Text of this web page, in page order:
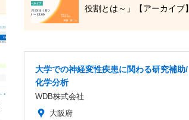
役割とは～」【アーカイブ】
大学での神経変性疾患に関わる研究補助/
化学分析
WDB株式会社
大阪府